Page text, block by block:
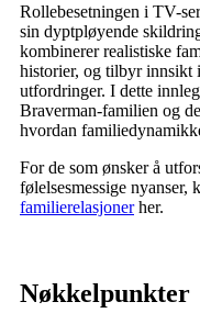
Rollebesetningen i TV-
sin dyptpløyende
kombinerer realistiske
historier, og tilbyr innsikt
utfordringer. I dette
Braverman-familien og
hvordan
For de som ønsker å
følelsesmessige nyanser,
familierelasjonerher.
Nøkkelpunkter